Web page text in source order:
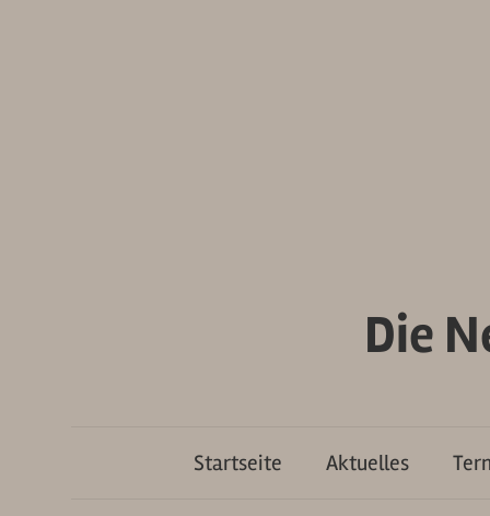
Die
Startseite Aktuelles